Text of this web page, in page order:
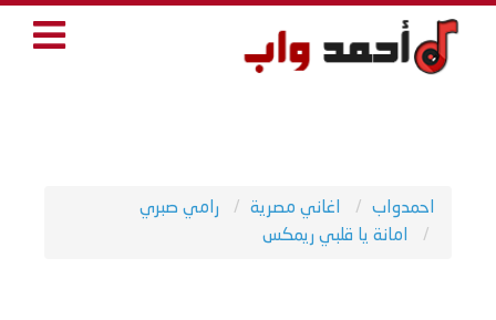
احمدواب اغاني مصرية
رامي صبري
امانة يا قلبي ريمكس